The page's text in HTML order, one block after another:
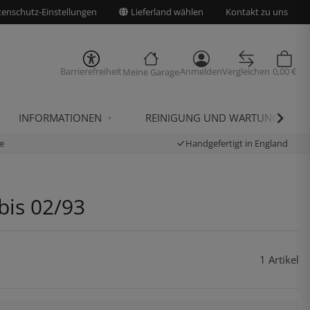
Einstellungen Lieferland wählen Kontakt zu uns
BarrierefreiheitMeine GarageAnmeldenVergleichen 0,00 €
INFORMATIONEN REINIGUNG UND WARTUNG
Handgefertigt in England
02/93
1 Artikel